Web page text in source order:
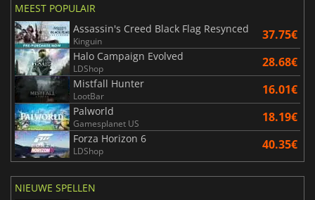
MEEST POPULAIR
Assassin's Creed Black Flag Resynced
Kinguin 37.75€
Halo Campaign Evolved
LDShop 28.68€
Mistfall Hunter
LootBar 16.01€
Palworld
Gamesplanet US 18.19€
Forza Horizon 6
LDShop 40.35€
NIEUWE SPELLEN